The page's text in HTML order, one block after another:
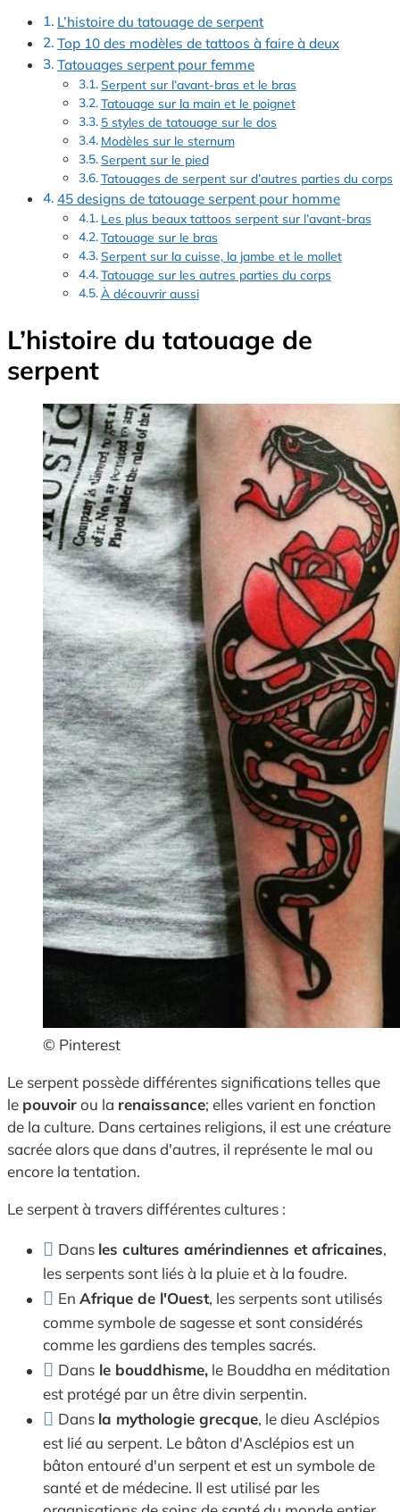
L’histoire du tatouage de serpent
Top 10 des modèles de tattoos à faire à deux
Tatouages serpent pour femme
Serpent sur l’avant-bras et le bras
Tatouage sur la main et le poignet
5 styles de tatouage sur le dos
Modèles sur le sternum
Serpent sur le pied
Tatouages de serpent sur d’autres parties du corps
45 designs de tatouage serpent pour homme
Les plus beaux tattoos serpent sur l’avant-bras
Tatouage sur le bras
Serpent sur la cuisse, la jambe et le mollet
Tatouage sur les autres parties du corps
À découvrir aussi
L’histoire du tatouage de
serpent
© Pinterest
Le serpent possède différentes significations telles que
le pouvoirou la renaissance; elles varient en fonction
de la culture. Dans certaines religions, il est une créature
sacrée alors que dans d'autres, il représente le mal ou
encore la tentation.
Le serpent à travers différentes cultures :
Dans les cultures amérindiennes et africaines,
les serpents sont liés à la pluie et à la foudre.
EnAfrique de l'Ouest, les serpents sont utilisés
comme symbole de sagesse et sont considérés
comme les gardiens des temples sacrés.
Dans le bouddhisme, le Bouddha en méditation
est protégé par un être divin serpentin.
Dans la mythologie grecque, le dieu Asclépios
est lié au serpent. Le bâton d'Asclépios est un
bâton entouré d'un serpent et est un symbole de
santé et de médecine. Il est utilisé par les